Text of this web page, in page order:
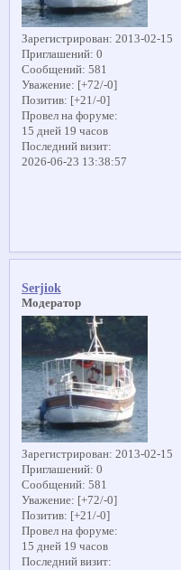
Зарегистрирован: 2013-02-15
Приглашений: 0
Сообщений: 581
Уважение: [+72/-0]
Позитив: [+21/-0]
Провел на форуме:
15 дней 19 часов
Последний визит:
2026-06-23 13:38:57
Serjiok
Модератор
Зарегистрирован: 2013-02-15
Приглашений: 0
Сообщений: 581
Уважение: [+72/-0]
Позитив: [+21/-0]
Провел на форуме:
15 дней 19 часов
Последний визит: